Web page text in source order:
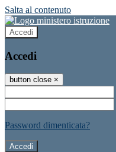
Salta al contenuto
Accedi
Accedi
button close ×
Password dimenticata?